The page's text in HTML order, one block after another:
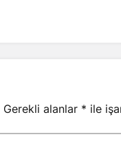
Gerekli alanlar * ile